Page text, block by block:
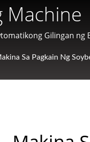
Gilingan
Sa Pagkain Ng